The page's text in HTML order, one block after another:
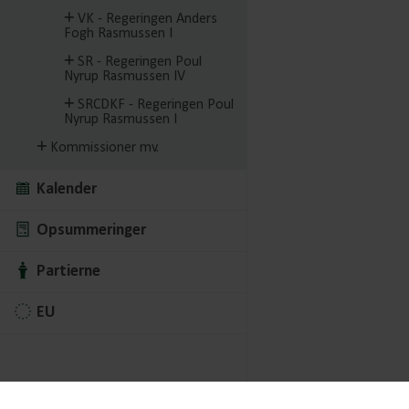
Fogh Rasmussen I
Nyrup Rasmussen IV
Nyrup Rasmussen I
Kommissioner mv.
Kalender
Opsummeringer
Partierne
EU